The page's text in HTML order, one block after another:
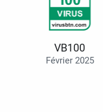
VB100
Février 2025